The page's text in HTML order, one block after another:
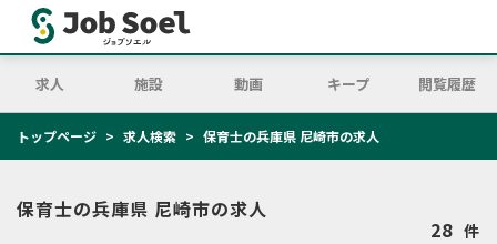
求人 施設 動画 キープ 閲覧履歴
トップページ 求人検索 保育士の兵庫県 尼崎市の求人
保育士の兵庫県 尼崎市の求人
28 件